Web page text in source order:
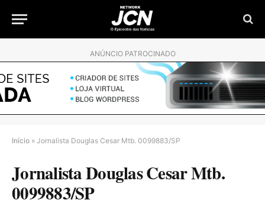
ANÚNCIO PATROCINADO
Início » Jornalista Douglas Cesar Mtb. 0099883/SP
Jornalista Douglas Cesar Mtb.
0099883/SP